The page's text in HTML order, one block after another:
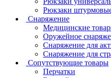
Рюкзаки
Снаряжение
Медицинские
Оружейное
Снаряжение для
Снаряжение для
Сопутствующие товары
Перчатки